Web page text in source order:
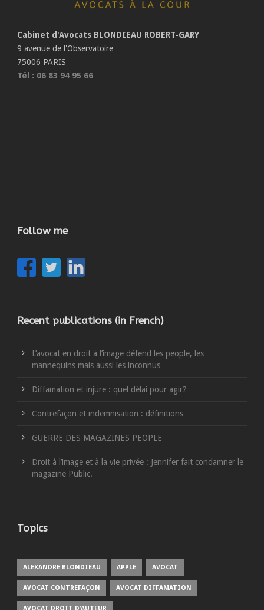
Cabinet d'Avocats BLONDIEAU ROBERT-GARY
9 avenue de l'Observatoire
75006 PARIS
Tél : 06 83 94 95 66
Follow me
Recent publications (in French)
L’avocat en droit à l’image défend les people, les
mannequins mais aussi les inconnus
Diffamation et injure : quel délai pour agir?
Contrefaçon et indemnisation : définitions
GUERRE DES MAGAZINES PEOPLE
Droit à l’image et à la vie privée : Jennifer fait condamner le
magazine Public.
Topics
ALEXANDRE BLONDIEAU APPLE AVOCAT
AVOCAT CONTREFAÇON AVOCAT DIFFAMATION